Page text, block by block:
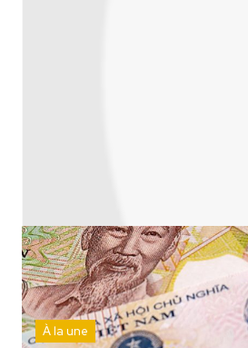
À la une